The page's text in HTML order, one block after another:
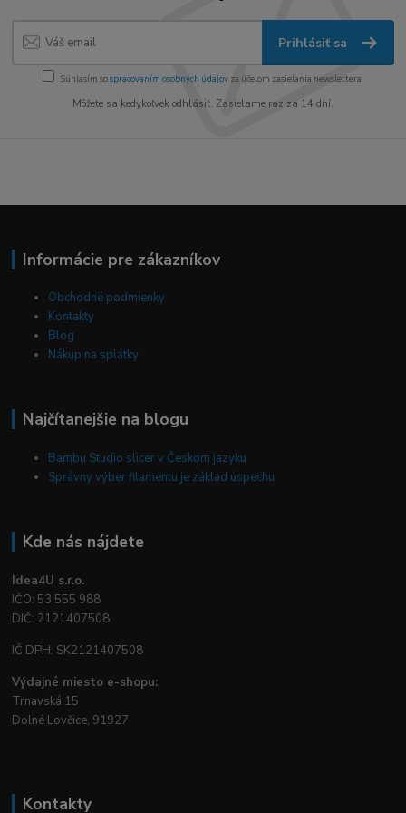
Prihlásiť sa
Súhlasím sospracovaním osobných údajov za účelom zasielania newslettera.
Môžete sa kedykoľvek odhlásiť. Zasielame raz za 14 dní.
Informácie pre zákazníkov
Obchodné podmienky
Kontakty
Blog
Nákup na splátky
Najčítanejšie na blogu
Bambu Studio slicer v Českom jazyku
Správny výber filamentu je základ úspechu
Kde nás nájdete
Idea4U s.r.o.
IČO: 53 555 988
DIČ: 2121407508
IČ DPH: SK2121407508
Výdajné miesto e-shopu:
Trnavská 15
Dolné Lovčice, 91927
Kontakty